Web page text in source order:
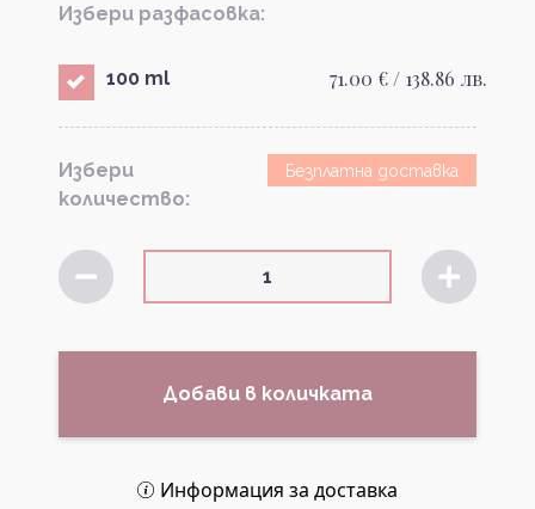
Избери разфасовка:
100 ml 71.00 € / 138.86 лв.
Избери
количество:
Безплатна доставка
Добави в количката
Информация за доставка